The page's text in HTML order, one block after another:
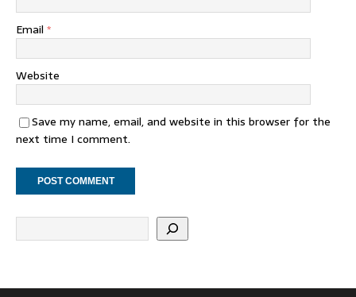
Email *
Website
Save my name, email, and website in this browser for the
next time I comment.